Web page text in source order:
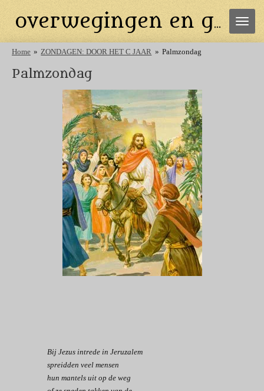
direct
de
overwegingen en gebeden
Home » ZONDAGEN: DOOR HET C JAAR » Palmzondag
Palmzondag
Bij Jezus intrede in Jeruzalem
spreidden veel mensen
hun mantels uit op de weg